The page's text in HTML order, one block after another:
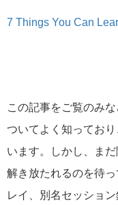
7 Things You Can
この記事をご覧のみ
ついてよく知ってお
います。しかし、ま
解き放たれるのを待
レイ、別名セッション